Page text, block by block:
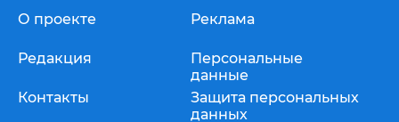
О проекте
Редакция
Контакты
Реклама
Персональные
данные
Защита персональных
данных